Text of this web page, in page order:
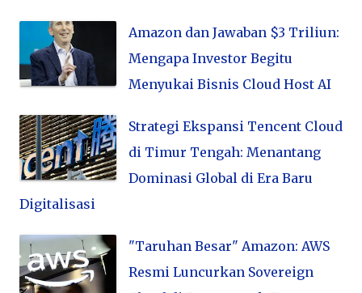
Amazon dan Jawaban $3 Triliun:
Mengapa Investor Begitu
Menyukai Bisnis Cloud Host AI
Strategi Ekspansi Tencent Cloud
di Timur Tengah: Menantang
Dominasi Global di Era Baru
Digitalisasi
"Taruhan Besar" Amazon: AWS
Resmi Luncurkan Sovereign